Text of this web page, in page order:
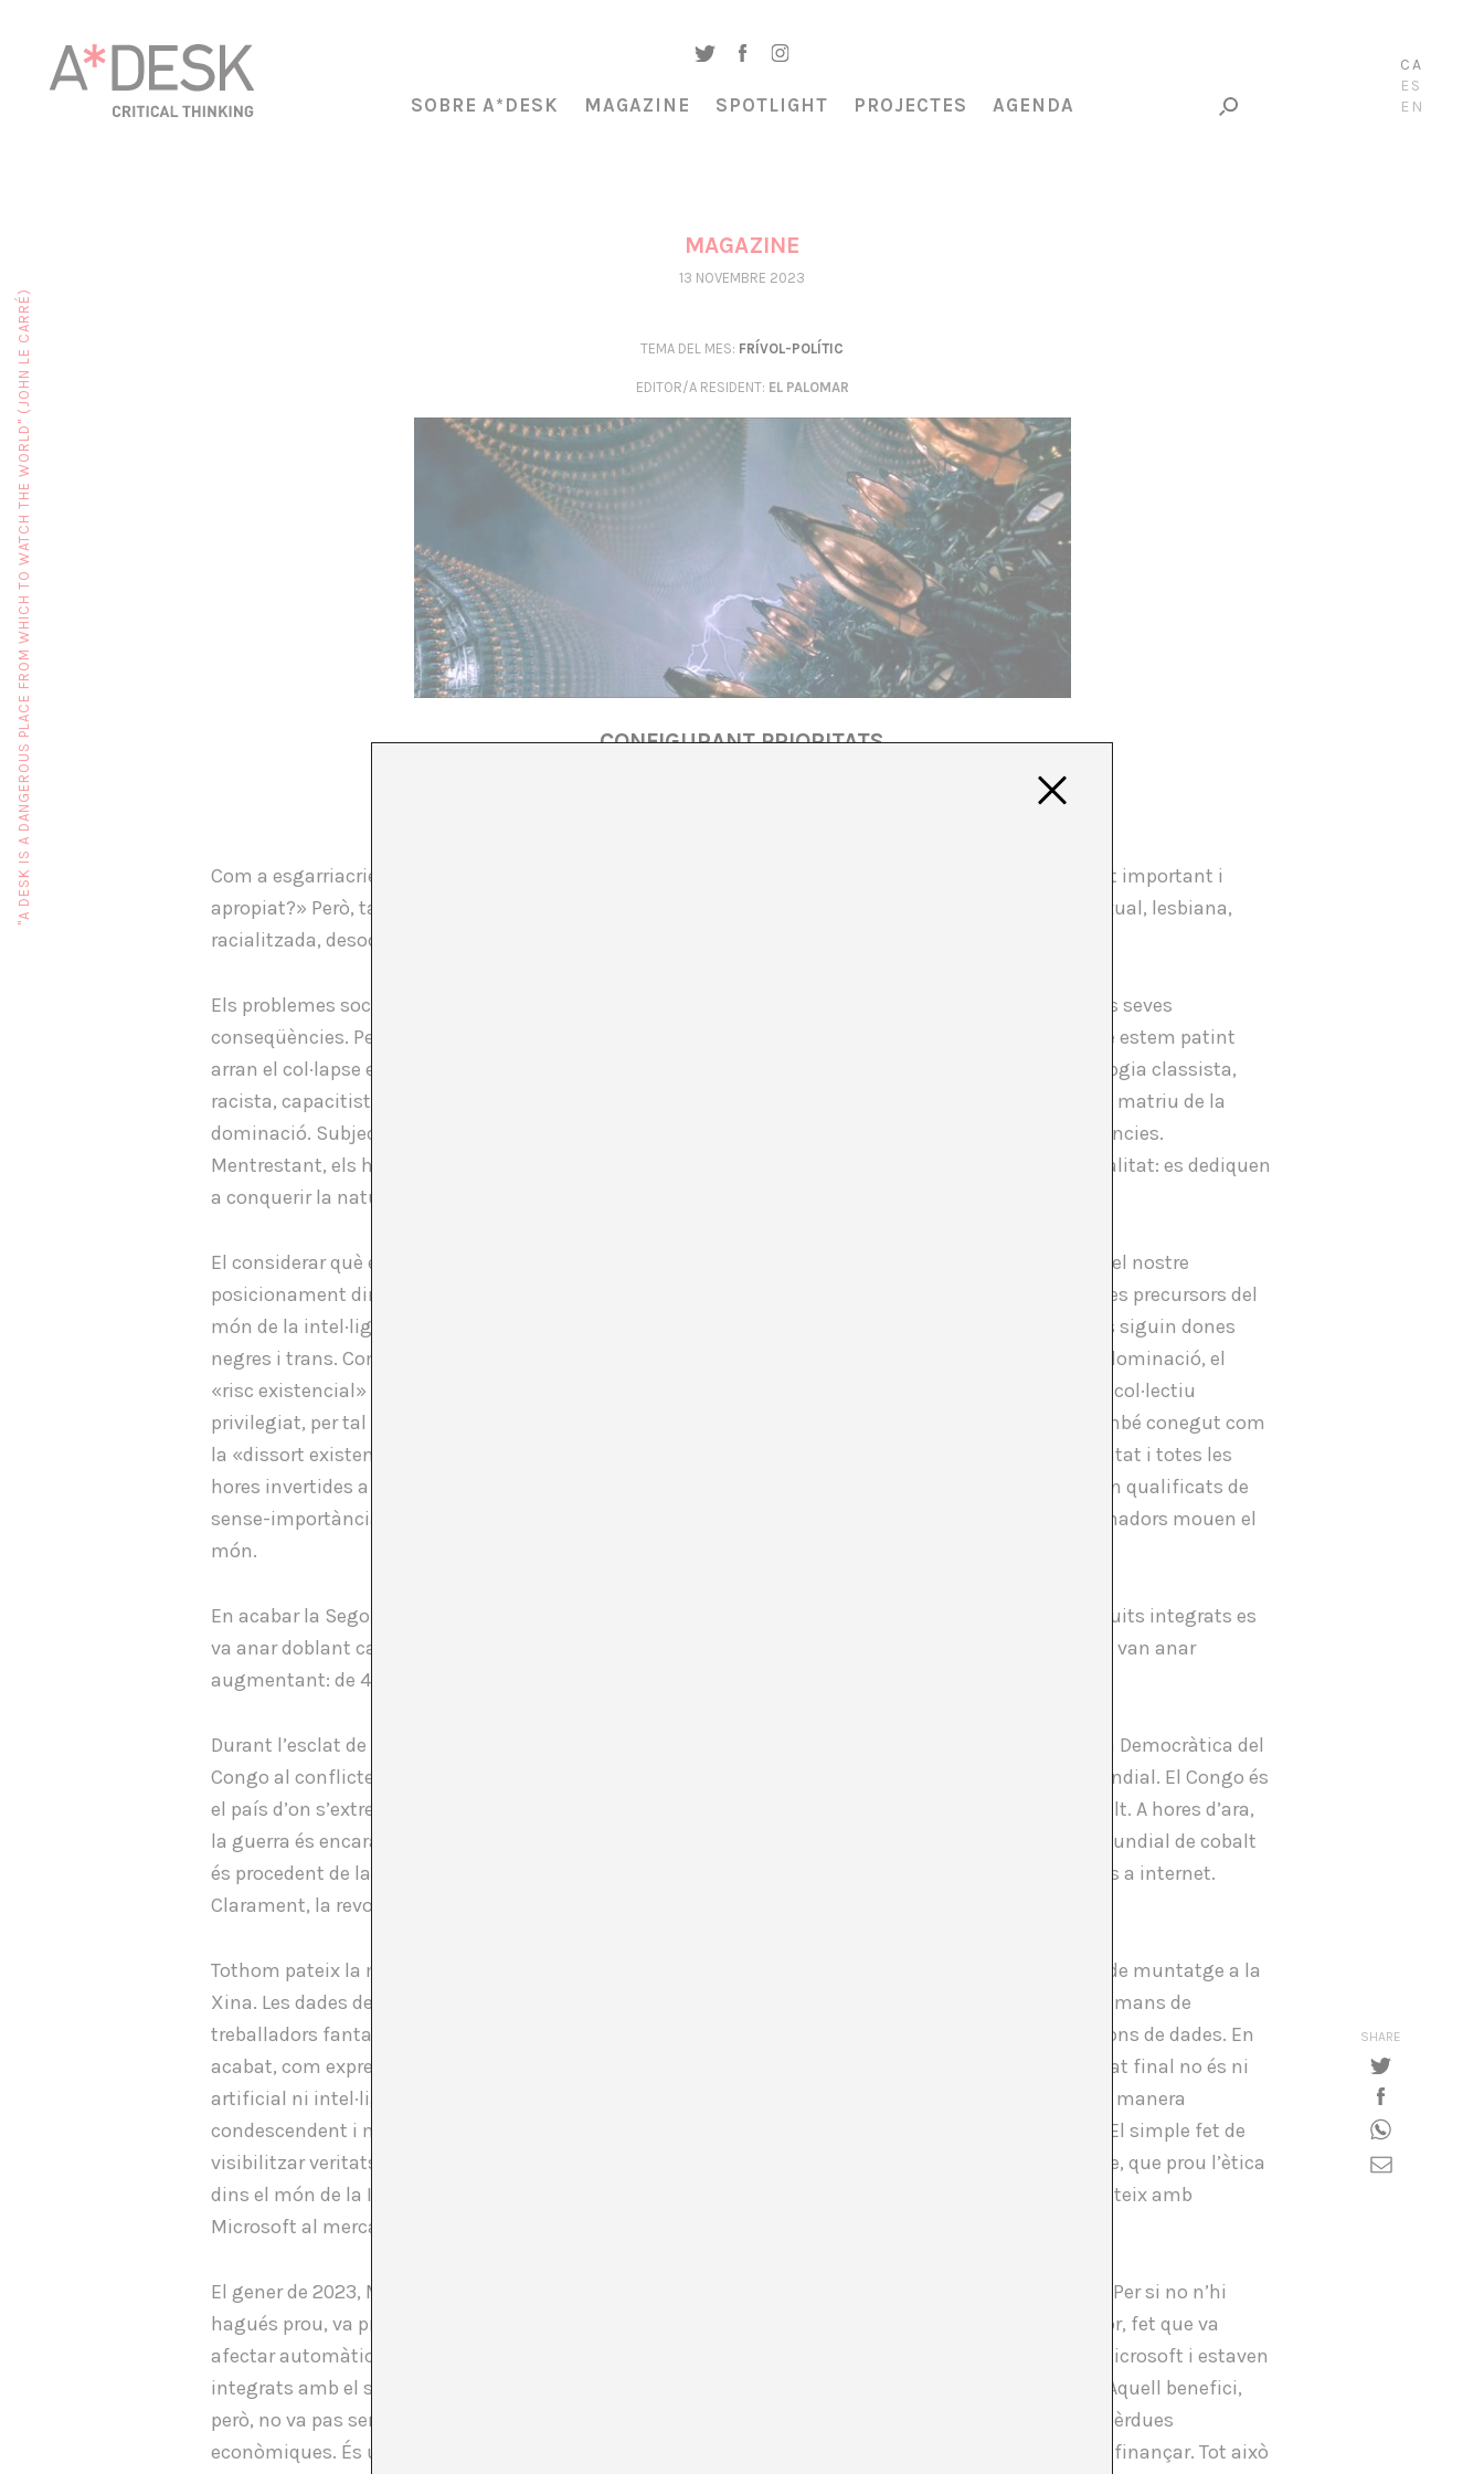
CA
ES
EN
SOBRE A*DESK MAGAZINE SPOTLIGHT PROJECTES AGENDA
MAGAZINE
13 NOVEMBRE 2023
TEMA DEL MES: FRÍVOL-POLÍTIC
EDITOR/A RESIDENT: EL PALOMAR
CONFIGURANT PRIORITATS
Com a esgarriacries orgullosa, quan se’m demana escriure sobre la frivolitat, penso: «Què és realment important i
apropiat?» Però, tant se val què escrigui, la societat ho titllarà de frívol; perquè soc una dona transsexual, lesbiana,
racialitzada, desocupada i pobre. És tot un repte.
Els problemes socials d’avui dia estan tots interconnectats; tant per les seves raons de ser com per les seves
conseqüències. Per exemple, la distopia apocalíptica a la qual vivim. La destrucció a escala global que estem patint
arran el col·lapse ecològic mundial és directament resultant del cisheteropatriarcat, i de la seva ideologia classista,
racista, capacitista i especista, també anomenat, per Patricia Hill Collins, sociòloga estatunidenca, la matriu de la
dominació. Subjectes oprimits d’
arreu del món pateixen amb desproporcionalitat aquestes conseqüències.
Mentrestant, els homes cis, blancs i rics continuen fent realitat les seves fantasies i deliris d’immortalitat: es dediquen
a conquerir la natura i colonitzar l’espai.
El considerar què és o no frívol és qüestió de poder. La percepció de les nostres prioritats varia segons el nostre
posicionament dins la matriu de dominació. No és pas cap coincidència que tots els genis tan estables precursors del
món de la intel·ligència artificial siguin homes cis, blancs, rics, i que les veus crítiques més rellevants siguin dones
negres i trans. Com defensa Sasha Costanza-Chock, activista i referent en l’àmbit de la matriu de la dominació, el
«risc existencial» que expressat pels homes a la capdavantera del sector de la IA, neix d’aquest reduït col·lectiu
privilegiat, per tal de no veure’s negativament afectat per tot allò que està passant al seu voltant, també conegut com
la «dissort existent». Quan un detector de fal·lus de l’aeroport es posa a sonar, el nostre sentit d’identitat i totes les
hores invertides a llegir els llibres de Judith Butler, especialista en filosofia i estudis de gènere, queden qualificats de
sense-importància per una màquina al poder. Els conceptes binaris són pels ordinadors, però els ordinadors mouen el
món.
En acabar la Segona Guerra Mundial, com bé dictava la Llei de Moore, el nombre de transistors en circuits integrats es
va anar doblant cada dos anys. Alhora, però, les emissions de diòxid de carboni a escala global, també van anar
augmentant: de 4 bilions de tones a 36 bilions cada any.
Durant l’esclat de les pàgines web i el món digital, milers de persones van perdre la vida a la República Democràtica del
Congo al conflicte més mortífer enregistrat a la història de la humanitat des de la Segona Guerra Mundial. El Congo és
el país d’on s’extreuen minerals rars essencials per a la producció d’ordinadors, com el coltan i el cobalt. A hores d’ara,
la guerra és encara ben viva, però no surt gairebé mai a les notícies. Avui dia, el 70% de la producció mundial de cobalt
és procedent de la República Democràtica del Congo, on més del 80% de la població encara no té accés a internet.
Clarament, la revolució digital no els ha beneficiat en absolut.
Tothom pateix la moda de la IA, des dels miners de cobalt del Congo, fins als treballadors de cadenes de muntatge a la
Xina. Les dades de gent de tot arreu del món, perseguida per algoritmes discriminatoris i punitius, en mans de
treballadors fantasma atrapats dins les màquines, s’utilitzen per alimentar de manera explotadora fons de dades. En
acabat, com expressa Kate Crawfrod, especialista en les implicacions politicosocials de la IA, el resultat final no és ni
artificial ni intel·ligent. Models de llenguatge extensos com ChatGPT ens proporcionen informació de manera
condescendent i manipuladora, fet que causa confusió a la població si se confon amb intel·ligència. El simple fet de
visibilitzar veritats com aquestes poden acabar amb l’acomiadament de gent d’empreses com Google, que prou l’ètica
dins el món de la IA, com l’activista i informàtica Timnit Gebru i tot el seu equip, ja que Google competeix amb
Microsoft al mercat de la IA.
El gener de 2023, Microsoft va fer fora 10 mil treballadors i va invertir 10 billions de dòlars en ChatGPT. Per si no n’hi
hagués prou, va presentar, també, una proposta encara pitjor: la integració de ChatGPT al seu cercador, fet que va
afectar automàticament milions de persones, perquè els seus sistemes operatius eren propietat de Microsoft i estaven
integrats amb el seu cercador. Microsoft va declarar 20 bilions de dòlars de benefici aquell trimestre. Aquell benefici,
però, no va pas ser resultat de la integració de ChatGPT, tenint en compte que aquest només genera pèrdues
econòmiques. És un servei gratuït que té un cost d’aproximadament un milió de dòlars diaris que cal finançar. Tot això
SHARE
"A DESK IS A DANGEROUS PLACE FROM WHICH TO WATCH THE WORLD" (JOHN LE CARRÉ)